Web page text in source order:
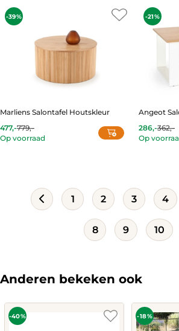
257,-.
412,-.
-39%
Marliens Salontafel Houtskleur
477,-
Current
price
779,-
Original
price
Op voorraad
-21%
Angeot
286,-
Current
price
362,-
Original
price
Op
1 2 3 4
8 9 10
Anderen bekeken ook
-40% -18%